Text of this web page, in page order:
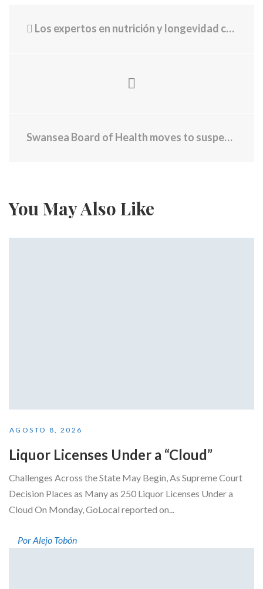
Los expertos en nutrición y longevidad coinciden: "Levantarse y desayunar al momento está mal, y no es buena idea"
Swansea Board of Health moves to suspend food permit at Venus De Milo
You May Also Like
AGOSTO 8, 2026
Liquor Licenses Under a “Cloud”
Challenges Across the State May Begin, As Supreme Court
Decision Places as Many as 250 Liquor Licenses Under a
Cloud On Monday, GoLocal reported on...
Por Alejo Tobón